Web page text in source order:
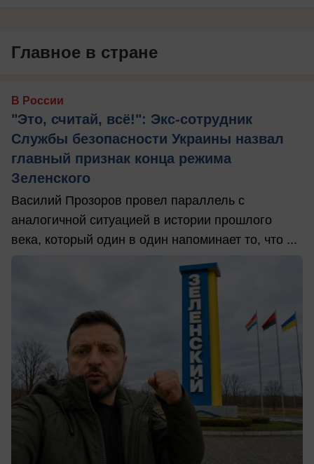
Главное в стране
В России
"Это, считай, всё!": Экс-сотрудник
Службы безопасности Украины назвал
главный признак конца режима
Зеленского
Василий Прозоров провел параллель с
аналогичной ситуацией в истории прошлого
века, который один в один напоминает то, что ...